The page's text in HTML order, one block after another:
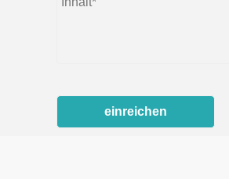
einreichen